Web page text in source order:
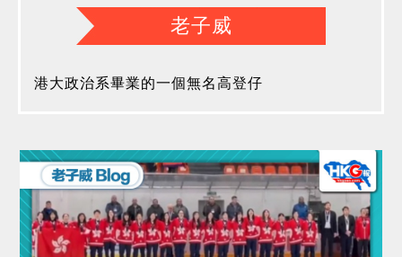
老子威
港大政治系畢業的一個無名高登仔